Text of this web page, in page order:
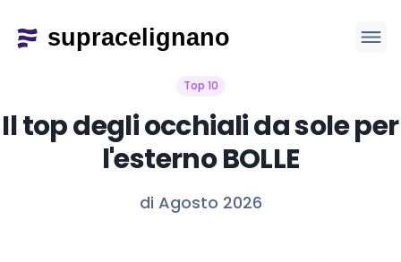
Top 10
Il top degli occhiali da sole per
l'esterno BOLLE
di Agosto 2026